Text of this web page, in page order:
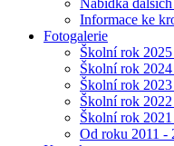
Nabídka
Informace ke
Fotogalerie
Školní rok
Školní rok
Školní rok
Školní rok
Školní rok
Od roku 2011 -